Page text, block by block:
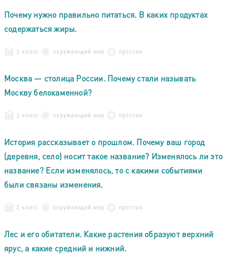
Почему нужно правильно питаться. В каких продуктах
содержаться жиры.
2 класс окружающий мир простая
Москва — столица России. Почему стали называть
Москву белокаменной?
2 класс окружающий мир простая
История рассказывает о прошлом. Почему ваш город
(деревня, село) носит такое название? Изменялось ли это
название? Если изменялось, то с какими событиями
были связаны изменения.
2 класс окружающий мир простая
Лес и его обитатели. Какие растения образуют верхний
ярус, а какие средний и нижний.